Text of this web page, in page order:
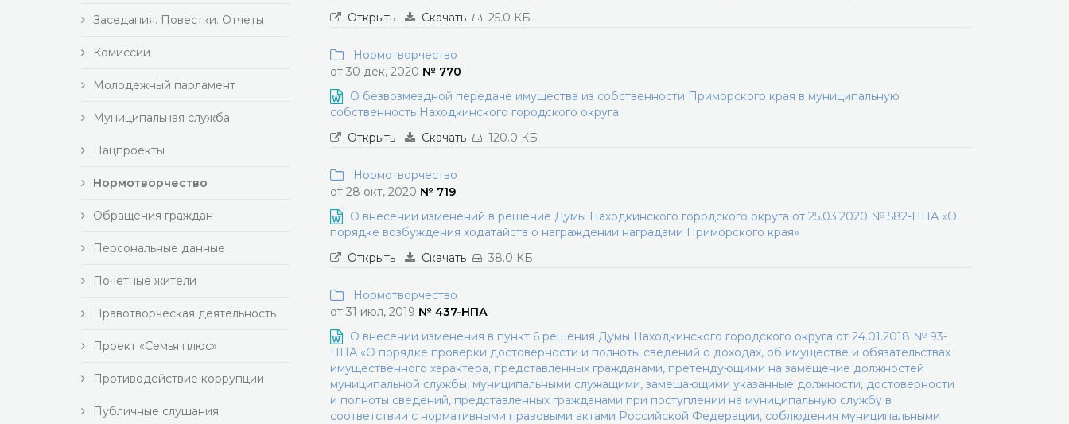
Заседания. Повестки. Отчеты
Комиссии
Молодежный парламент
Муниципальная служба
Нацпроекты
Нормотворчество
Обращения граждан
Персональные данные
Почетные жители
Правотворческая деятельность
Проект «Семья плюс»
Противодействие коррупции
Публичные слушания
Открыть
Скачать 25.0 КБ
Нормотворчество
от 30 дек, 2020 № 770
О безвозмездной передаче имущества из собственности Приморского края в муниципальную
собственность Находкинского городского округа
Открыть
Скачать 120.0 КБ
Нормотворчество
от 28 окт, 2020 № 719
О внесении изменений в решение Думы Находкинского городского округа от 25.03.2020 № 582-НПА «О
порядке возбуждения ходатайств о награждении наградами Приморского края»
Открыть
Скачать 38.0 КБ
Нормотворчество
от 31 июл, 2019 № 437-НПА
О внесении изменения в пункт 6 решения Думы Находкинского городского округа от 24.01.2018 № 93-
НПА «О порядке проверки достоверности и полноты сведений о доходах, об имуществе и обязательствах
имущественного характера, представленных гражданами, претендующими на замещение должностей
муниципальной службы, муниципальными служащими, замещающими указанные должности, достоверности
и полноты сведений, представленных гражданами при поступлении на муниципальную службу в
соответствии с нормативными правовыми актами Российской Федерации, соблюдения муниципальными